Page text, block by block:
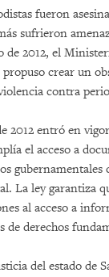
fueron
sufrieron
de 2012, el
crear un
contra
2012 entró en
el acceso a
gubernamentales
La ley garantiza
al acceso a
de derechos
del estado de